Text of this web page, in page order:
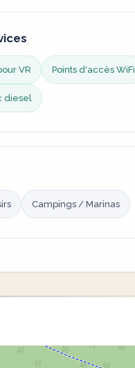
VR Points d'accès WiFi
diesel
Campings / Marinas